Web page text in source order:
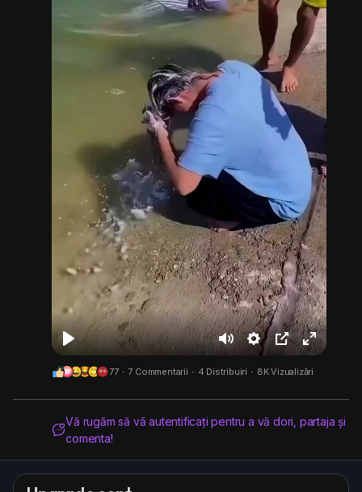
J
o
a
c
a
M
u
t
e
S
e
t
n
Ș
t
e
r
e
F
u
l
l
c
77 · 7 Commentarii · 4 Distribuiri · 8K Vizualizări
Vă rugăm să vă autentificați pentru a vă dori, partaja și
comenta!